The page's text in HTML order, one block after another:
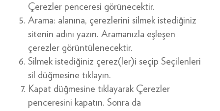
Çerezler penceresi görünecektir.
Arama: alanına, çerezlerini silmek istediğiniz
sitenin adını yazın. Aramanızla eşleşen
çerezler görüntülenecektir.
Silmek istediğiniz çerez(ler)i seçip Seçilenleri
sil düğmesine tıklayın.
Kapat düğmesine tıklayarak Çerezler
penceresini kapatın. Sonra da